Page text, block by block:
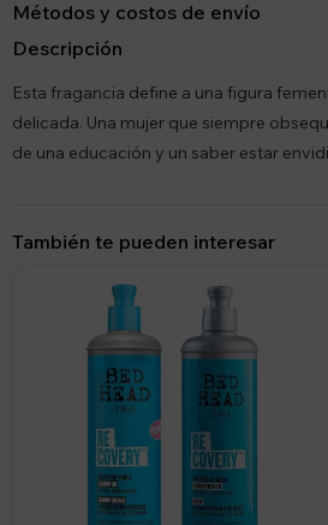
Métodos y costos de envío
Descripción
Esta fragancia define a una figura
delicada. Una mujer que siempre
de una educación y un saber estar
También te pueden interesar